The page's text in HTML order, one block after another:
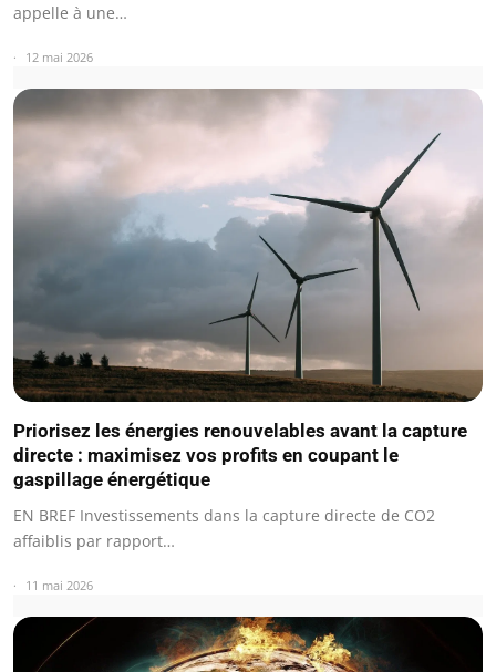
appelle à une…
12 mai 2026
Priorisez les énergies renouvelables avant la capture
directe : maximisez vos profits en coupant le
gaspillage énergétique
EN BREF Investissements dans la capture directe de CO2
affaiblis par rapport…
11 mai 2026